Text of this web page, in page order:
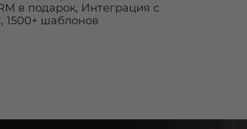
в подарок, Интеграция с
1500+ шаблонов